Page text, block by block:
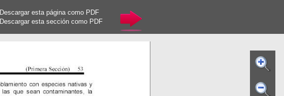
Descargar esta página como PDF
Descargar esta sección como PDF